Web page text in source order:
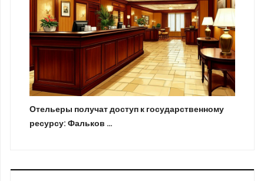
Отельеры получат доступ к государственному
ресурсу: Фальков …